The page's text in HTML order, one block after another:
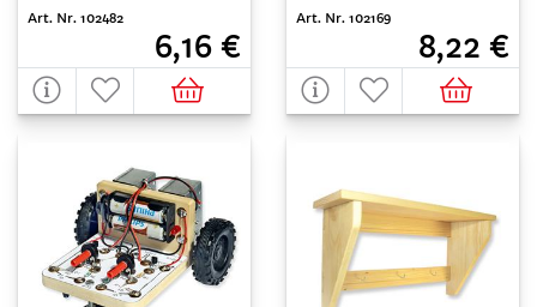
Art. Nr. 102482
6,16 €
Art. Nr. 102169
8,22 €